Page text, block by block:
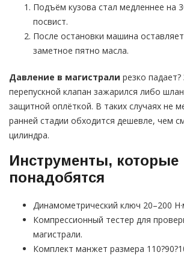
Подъём кузова стал медленнее на
посвист.
После остановки машина
заметное пятно масла.
Давление в магистрали резко падает?
перепускной клапан зажарился либо
защитной оплёткой. В таких случаях не
ранней стадии обходится дешевле, чем
цилиндра.
Инструменты, которые
понадобятся
Динамометрический ключ 20–200
Компрессионный тестер для
магистрали.
Комплект манжет размера